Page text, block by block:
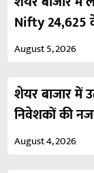
Nifty 24,625
August 5, 2026
शेयर बाजार में
निवेशकों की
August 4, 2026